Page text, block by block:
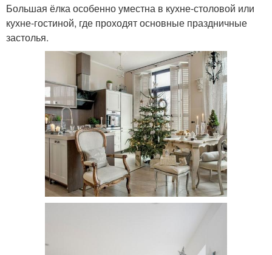
Большая ёлка особенно уместна в кухне-столовой или
кухне-гостиной, где проходят основные праздничные
застолья.